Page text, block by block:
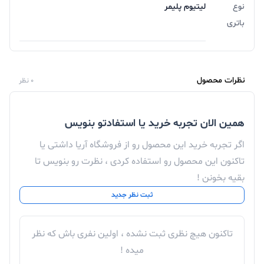
در قسمت اول بررسی مشخصات فنی گوشی شیائومی ردمی
چیپست نسل اول اسنپدراگون 4 که بیش از یک سال پیش
چیپست های جدیدتر کوالکام نسبتاً پایین است، اما در هر
شده است و بهره وری و عملکرد بالاتری دارد. این تراشه بر
اساس فرآیند 6 نانومتری TSMC طراحی شده و از پردازنده
مرکزی 8 هسته ای بهره می برد.
پردازنده گوشی شامل 2 هسته Cortex A78 با فرکانس 2
گیگاهرتز و 6 هسته Cortex A55 با فرکانس 1.8 گیگاهرتز می
نوع
باتری
لیتیوم پلیمر
نظرات محصول 0 نظر
همین الان تجربه خرید یا استفادتو بنویس
اگر تجربه خرید این محصول رو از فروشگاه آریا داشتی یا
تاکنون این محصول رو استفاده کردی ، نظرت رو بنویس تا
بقیه بخونن !
ثبت نظر جدید
تاکنون هیچ نظری ثبت نشده ، اولین نفری باش که نظر
میده !